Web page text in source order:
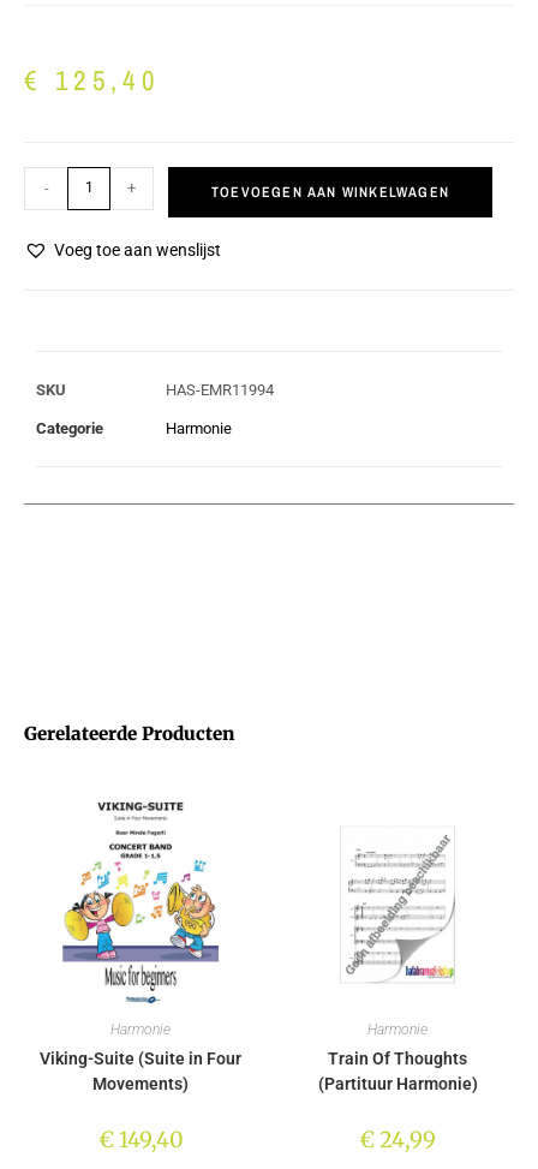
€ 125,40
- + TOEVOEGEN AAN WINKELWAGEN
Voeg toe aan wenslijst
SKU HAS-EMR11994
Categorie Harmonie
Gerelateerde Producten
Harmonie
Viking-Suite (Suite in Four
Movements)
€149,40
Harmonie
Train Of Thoughts
(Partituur Harmonie)
€24,99